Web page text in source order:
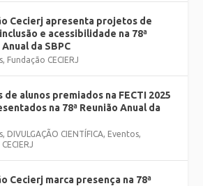
Cecierj apresenta projetos de
e acessibilidade na 78ª
da SBPC
, Fundação CECIERJ
de alunos premiados na FECTI 2025
na 78ª Reunião Anual da
, DIVULGAÇÃO CIENTÍFICA, Eventos,
Cecierj marca presença na 78ª